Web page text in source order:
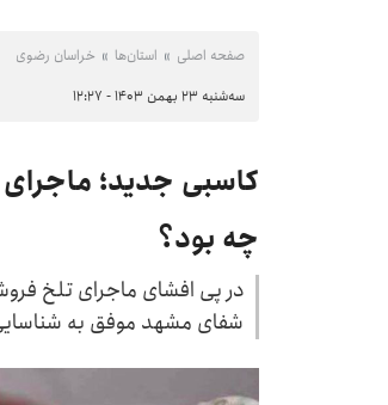
صفحه اصلی استان‌ها خراسان رضوی
سه‌شنبه ۲۳ بهمن ۱۴۰۳ - ۱۲:۲۷
کاسبی جدید؛
چه بود؟
شفای مشهد موفق به